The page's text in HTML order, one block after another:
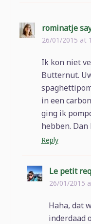
rominatje
26/01/2015 at
Ik kon niet
Butternut.
in een
ging ik
hebben.
Reply
Le petit
26/01/2015
Haha, dat
inderdaad